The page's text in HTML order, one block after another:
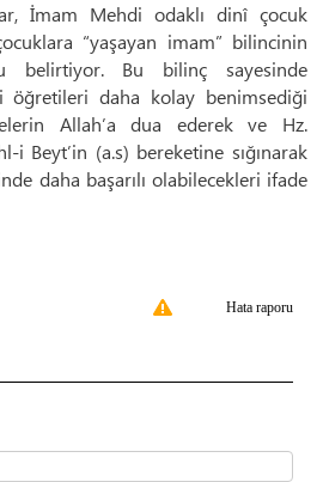
İmam Mehdi odaklı dinî çocuk
“yaşayan imam” bilincinin
belirtiyor. Bu bilinç sayesinde
öğretileri daha kolay benimsediği
Allah’a dua ederek ve Hz.
Beyt’in (a.s) bereketine sığınarak
daha başarılı olabilecekleri ifade
Hata raporu